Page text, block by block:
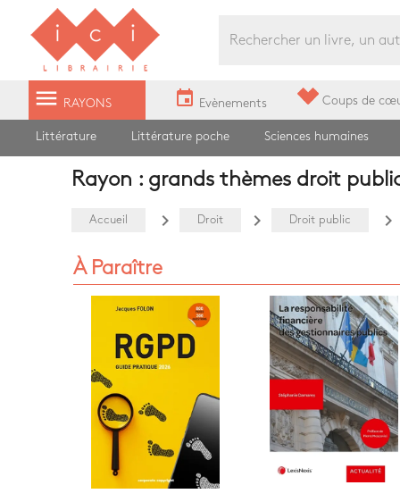
Librairie Ici Grands Boulevards
menu RAYONS event Evènements Coups de
Littérature Littérature poche Sciences humaines
Rayon : grands thèmes droit
Accueil navigate_next Droit navigate_next Droit public navigate_next
À Paraître